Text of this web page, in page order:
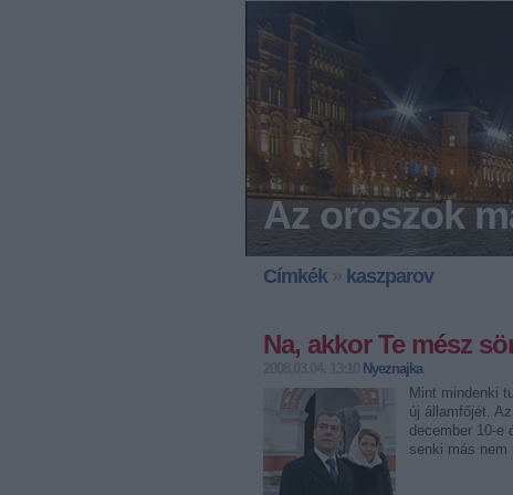
Az oroszok
Címkék» kaszparov
Na, akkor Te mész
Nyeznajka
Mint mindenki
új államfőjét.
december 10-e
senki más